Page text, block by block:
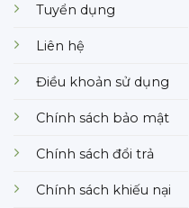
Tuyển dụng
Liên hệ
Điều khoản sử dụng
Chính sách bảo mật
Chính sách đổi trả
Chính sách khiếu nại